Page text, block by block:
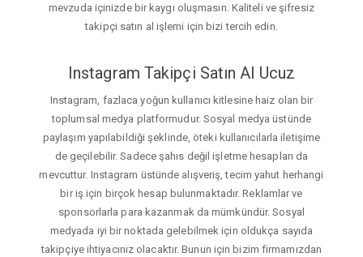
mevzuda içinizde bir kaygı oluşmasın. Kaliteli ve şifresiz
takipçi satın al işlemi için bizi tercih edin.
Instagram Takipçi Satın Al Ucuz
Instagram, fazlaca yoğun kullanıcı kitlesine haiz olan bir
toplumsal medya platformudur. Sosyal medya üstünde
paylaşım yapılabildiği şeklinde, öteki kullanıcılarla iletişime
de geçilebilir. Sadece şahıs değil işletme hesapları da
mevcuttur. Instagram üstünde alışveriş, tecim yahut herhangi
bir iş için birçok hesap bulunmaktadır. Reklamlar ve
sponsorlarla para kazanmak da mümkündür. Sosyal
medyada iyi bir noktada gelebilmek için oldukça sayıda
takipçiye ihtiyacınız olacaktır. Bunun için bizim firmamızdan